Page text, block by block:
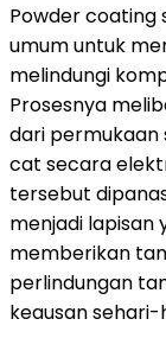
Powder
umum untuk
melindungi
Prosesnya
dari permukaan
cat secara
tersebut
menjadi lapisan
memberikan
perlindungan
keausan